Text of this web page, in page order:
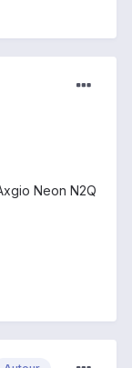
Neon N2Q